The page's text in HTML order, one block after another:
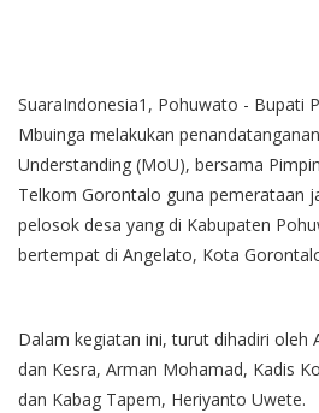
SuaraIndonesia1, Pohuwato - Bupati
Mbuinga melakukan
Understanding (MoU), bersama
Telkom Gorontalo guna pemerataan
pelosok desa yang di Kabupaten
bertempat di Angelato, Kota
Dalam kegiatan ini, turut dihadiri oleh
dan Kesra, Arman Mohamad, Kadis
dan Kabag Tapem, Heriyanto Uwete.